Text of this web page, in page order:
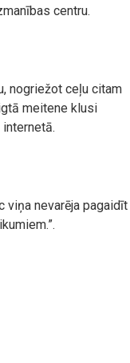
centru.
nogriežot ceļu citam
meitene klusi
viņa nevarēja pagaidīt